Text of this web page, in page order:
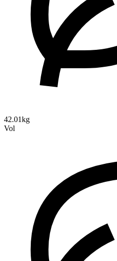
42.01kg
Vol